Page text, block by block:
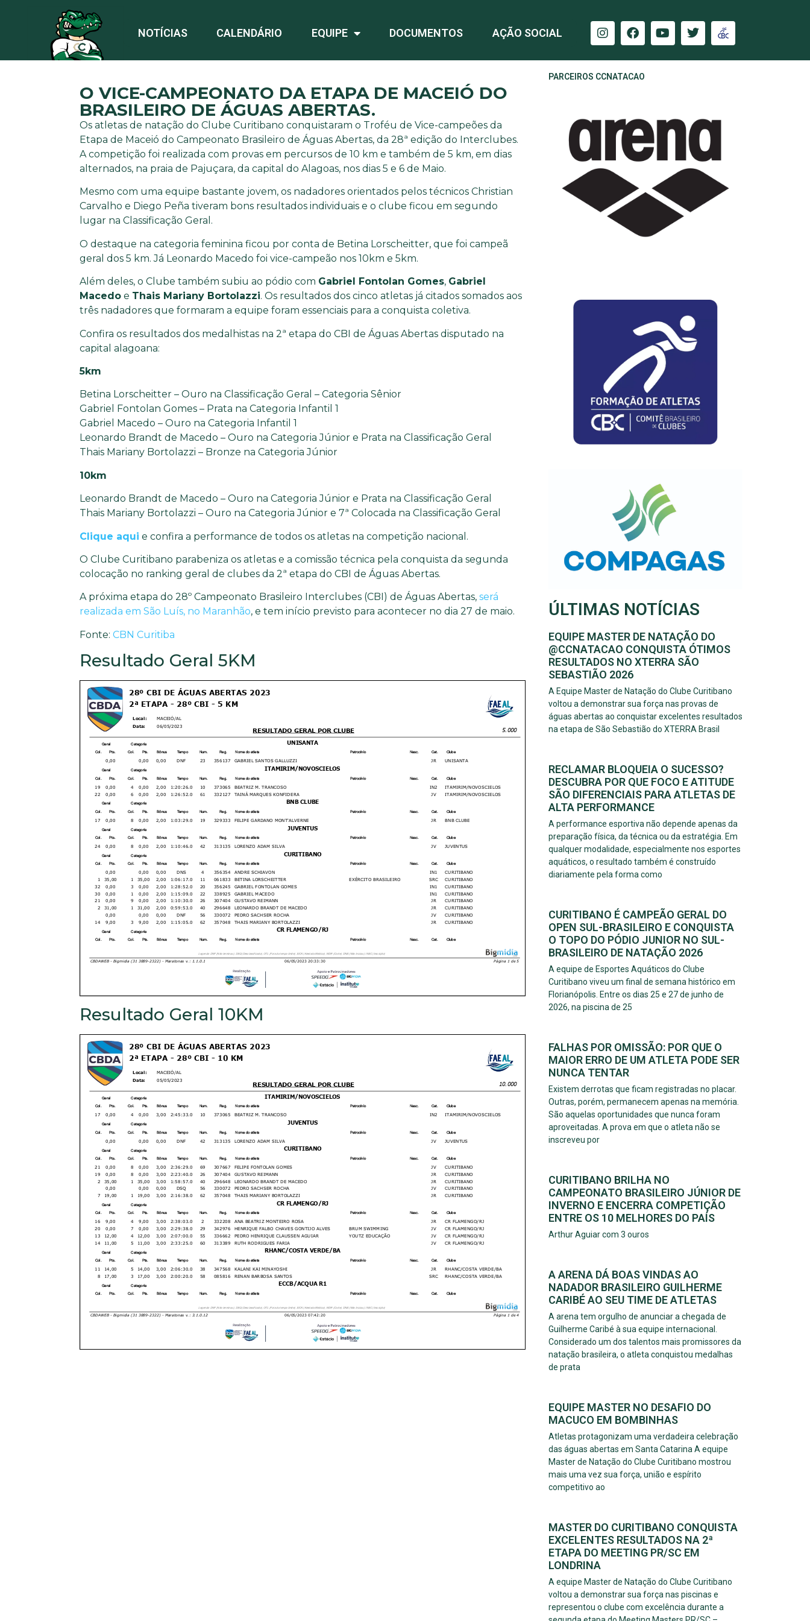
NOTÍCIAS CALENDÁRIO EQUIPE DOCUMENTOS AÇÃO SOCIAL
O VICE-CAMPEONATO DA ETAPA DE MACEIÓ DO
BRASILEIRO DE ÁGUAS ABERTAS.
Os atletas de natação do Clube Curitibano conquistaram o Troféu de Vice-campeões da
Etapa de Maceió do Campeonato Brasileiro de Águas Abertas, da 28ª edição do Interclubes.
A competição foi realizada com provas em percursos de 10 km e também de 5 km, em dias
alternados, na praia de Pajuçara, da capital do Alagoas, nos dias 5 e 6 de Maio.
Mesmo com uma equipe bastante jovem, os nadadores orientados pelos técnicos Christian
Carvalho e Diego Peña tiveram bons resultados individuais e o clube ficou em segundo
lugar na Classificação Geral.
O destaque na categoria feminina ficou por conta de Betina Lorscheitter, que foi campeã
geral dos 5 km. Já Leonardo Macedo foi vice-campeão nos 10km e 5km.
Além deles, o Clube também subiu ao pódio com Gabriel Fontolan Gomes, Gabriel
Macedo e Thais Mariany Bortolazzi. Os resultados dos cinco atletas já citados somados aos
três nadadores que formaram a equipe foram essenciais para a conquista coletiva.
Confira os resultados dos medalhistas na 2ª etapa do CBI de Águas Abertas disputado na
capital alagoana:
5km
Betina Lorscheitter – Ouro na Classificação Geral – Categoria Sênior
Gabriel Fontolan Gomes – Prata na Categoria Infantil 1
Gabriel Macedo – Ouro na Categoria Infantil 1
Leonardo Brandt de Macedo – Ouro na Categoria Júnior e Prata na Classificação Geral
Thais Mariany Bortolazzi – Bronze na Categoria Júnior
10km
Leonardo Brandt de Macedo – Ouro na Categoria Júnior e Prata na Classificação Geral
Thais Mariany Bortolazzi – Ouro na Categoria Júnior e 7ª Colocada na Classificação Geral
Clique aqui e confira a performance de todos os atletas na competição nacional.
O Clube Curitibano parabeniza os atletas e a comissão técnica pela conquista da segunda
colocação no ranking geral de clubes da 2ª etapa do CBI de Águas Abertas.
A próxima etapa do 28º Campeonato Brasileiro Interclubes (CBI) de Águas Abertas, será
realizada em São Luís, no Maranhão, e tem início previsto para acontecer no dia 27 de maio.
Fonte: CBN Curitiba
Resultado Geral 5KM
Resultado Geral 10KM
PARCEIROS CCNATACAO
ÚLTIMAS NOTÍCIAS
EQUIPE MASTER DE NATAÇÃO DO
@CCNATACAO CONQUISTA ÓTIMOS
RESULTADOS NO XTERRA SÃO
SEBASTIÃO 2026
A Equipe Master de Natação do Clube Curitibano
voltou a demonstrar sua força nas provas de
águas abertas ao conquistar excelentes resultados
na etapa de São Sebastião do XTERRA Brasil
RECLAMAR BLOQUEIA O SUCESSO?
DESCUBRA POR QUE FOCO E ATITUDE
SÃO DIFERENCIAIS PARA ATLETAS DE
ALTA PERFORMANCE
A performance esportiva não depende apenas da
preparação física, da técnica ou da estratégia. Em
qualquer modalidade, especialmente nos esportes
aquáticos, o resultado também é construído
diariamente pela forma como
CURITIBANO É CAMPEÃO GERAL DO
OPEN SUL-BRASILEIRO E CONQUISTA
O TOPO DO PÓDIO JUNIOR NO SUL-
BRASILEIRO DE NATAÇÃO 2026
A equipe de Esportes Aquáticos do Clube
Curitibano viveu um final de semana histórico em
Florianópolis. Entre os dias 25 e 27 de junho de
2026, na piscina de 25
FALHAS POR OMISSÃO: POR QUE O
MAIOR ERRO DE UM ATLETA PODE SER
NUNCA TENTAR
Existem derrotas que ficam registradas no placar.
Outras, porém, permanecem apenas na memória.
São aquelas oportunidades que nunca foram
aproveitadas. A prova em que o atleta não se
inscreveu por
CURITIBANO BRILHA NO
CAMPEONATO BRASILEIRO JÚNIOR DE
INVERNO E ENCERRA COMPETIÇÃO
ENTRE OS 10 MELHORES DO PAÍS
Arthur Aguiar com 3 ouros
A ARENA DÁ BOAS VINDAS AO
NADADOR BRASILEIRO GUILHERME
CARIBÉ AO SEU TIME DE ATLETAS
A arena tem orgulho de anunciar a chegada de
Guilherme Caribé à sua equipe internacional.
Considerado um dos talentos mais promissores da
natação brasileira, o atleta conquistou medalhas
de prata
EQUIPE MASTER NO DESAFIO DO
MACUCO EM BOMBINHAS
Atletas protagonizam uma verdadeira celebração
das águas abertas em Santa Catarina A equipe
Master de Natação do Clube Curitibano mostrou
mais uma vez sua força, união e espírito
competitivo ao
MASTER DO CURITIBANO CONQUISTA
EXCELENTES RESULTADOS NA 2ª
ETAPA DO MEETING PR/SC EM
LONDRINA
A equipe Master de Natação do Clube Curitibano
voltou a demonstrar sua força nas piscinas e
representou o clube com excelência durante a